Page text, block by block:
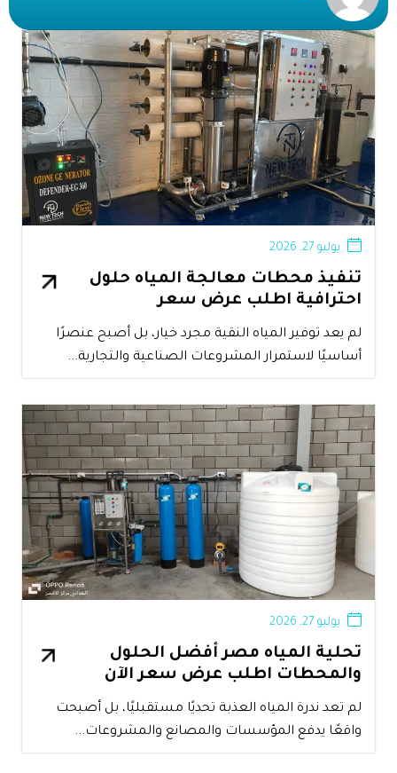
تنفيذ محطات معالجة المياه حلول
احترافية اطلب عرض سعر
يوليو 27, 2026
لم يعد توفير المياه النقية مجرد خيار، بل أصبح عنصرًا
أساسيًا لاستمرار المشروعات الصناعية والتجارية...
تحلية المياه مصر أفضل الحلول
والمحطات اطلب عرض سعر الآن
يوليو 27, 2026
لم تعد ندرة المياه العذبة تحديًا مستقبليًا، بل أصبحت
واقعًا يدفع المؤسسات والمصانع والمشروعات...